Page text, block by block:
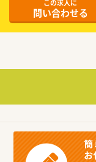
この求人に
問い合わせる